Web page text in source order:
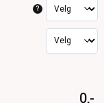
?
0,-